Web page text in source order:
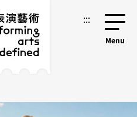
:::